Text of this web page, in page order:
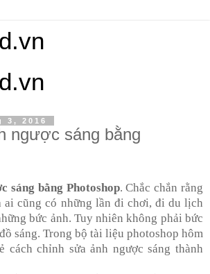
3, 2016
ngược sáng bằng
sáng bằng Photoshop. Chắc chắn rằng
ai cũng có những lần đi chơi, đi du lịch
bức ảnh. Tuy nhiên không phải bức
sáng. Trong bộ tài liệu photoshop hôm
cách chỉnh sửaảnh ngược sáng thành